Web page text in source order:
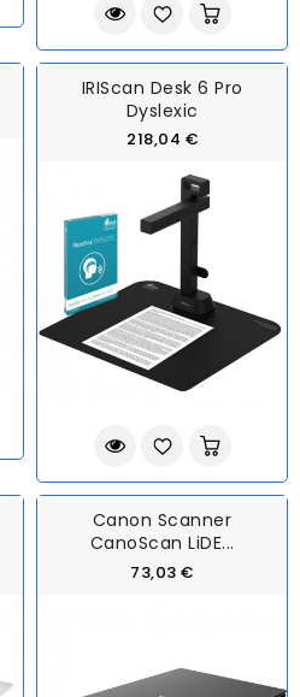
IRIScan Desk 6 Pro
Dyslexic
218,04 €
Canon Scanner
CanoScan LiDE...
73,03 €